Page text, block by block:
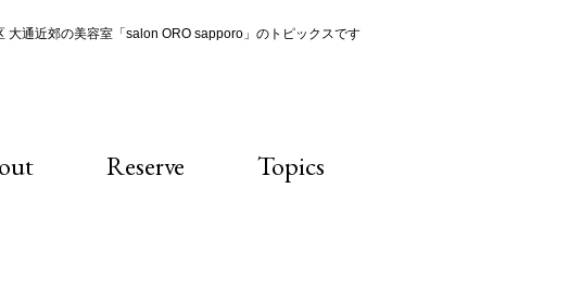
大通近郊の美容室「salon ORO sapporo」のトピックスです
Reserve Topics